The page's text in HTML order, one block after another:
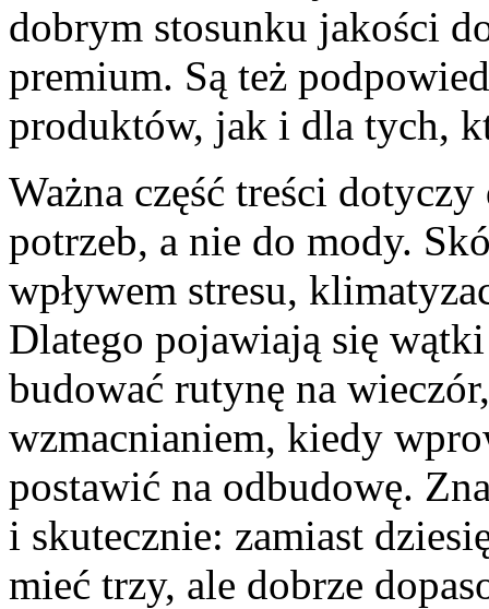
dobrym stosunku jakości
premium. Są też
produktów, jak i dla tych,
Ważna część treści
potrzeb, a nie do mody.
wpływem stresu,
Dlatego pojawiają się
budować rutynę na
wzmacnianiem, kiedy
postawić na odbudowę.
i skutecznie: zamiast
mieć trzy, ale dobrze